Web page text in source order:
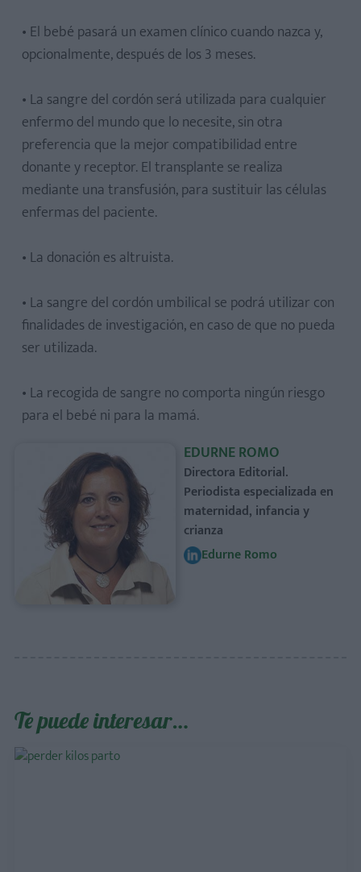
• El bebé pasará un examen clínico cuando nazca y,
opcionalmente, después de los 3 meses.
• La sangre del cordón será utilizada para cualquier
enfermo del mundo que lo necesite, sin otra
preferencia que la mejor compatibilidad entre
donante y receptor. El transplante se realiza
mediante una transfusión, para sustituir las células
enfermas del paciente.
• La donación es altruista.
• La sangre del cordón umbilical se podrá utilizar con
finalidades de investigación, en caso de que no pueda
ser utilizada.
• La recogida de sangre no comporta ningún riesgo
para el bebé ni para la mamá.
EDURNE ROMO
Directora Editorial.
Periodista especializada en
maternidad, infancia y
crianza
Edurne Romo
Te puede interesar…